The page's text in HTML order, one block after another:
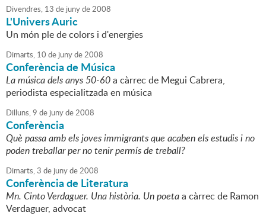
Divendres, 13 de junyde2008
L'Univers Auric
Un món ple de colors i d'energies
Dimarts, 10 de junyde2008
Conferència de Música
La música dels anys 50-60a càrrec de Megui Cabrera,
periodista especialitzada en música
Dilluns,9 de junyde2008
Conferència
Què passa amb els joves immigrants que acaben els estudis i no
poden treballar per no tenir permís de treball?
Dimarts,3 de junyde2008
Conferència de Literatura
Mn. Cinto Verdaguer. Una història. Un poetaa càrrec de Ramon
Verdaguer, advocat